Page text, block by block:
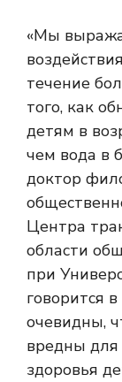
«Мы
течение
того, как
детям в
чем вода в
доктор
Центра
области
при
говорится
очевидны,
вредны для
здоровья